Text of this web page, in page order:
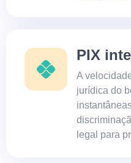
PIX
A
jurídica do
legal para